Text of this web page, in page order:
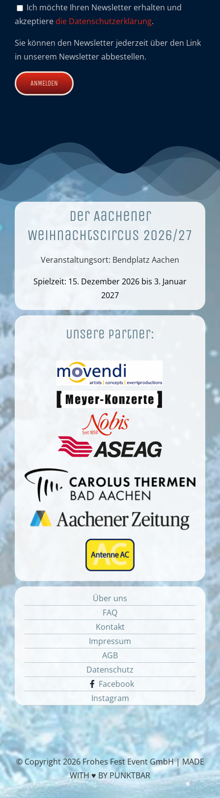
Ich möchte Ihren Newsletter erhalten und
akzeptiere die Datenschutzerklärung.
Sie können den Newsletter jederzeit über den Link
in unserem Newsletter abbestellen.
Der Aachener
Weihnachtscircus 2026/27
Veranstaltungsort: Bendplatz Aachen
Spielzeit: 15. Dezember 2026 bis 3. Januar
2027
Unsere Partner:
Über uns
FAQ
Kontakt
Impressum
AGB
Datenschutz
Facebook
Instagram
© Copyright2026 Frohes Fest Event GmbH |MADE
WITH ♥ BY PUNKTBAR